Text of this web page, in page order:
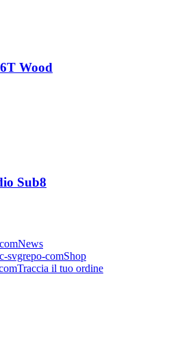
Wood
Sub8
News
Shop
Traccia il tuo ordine